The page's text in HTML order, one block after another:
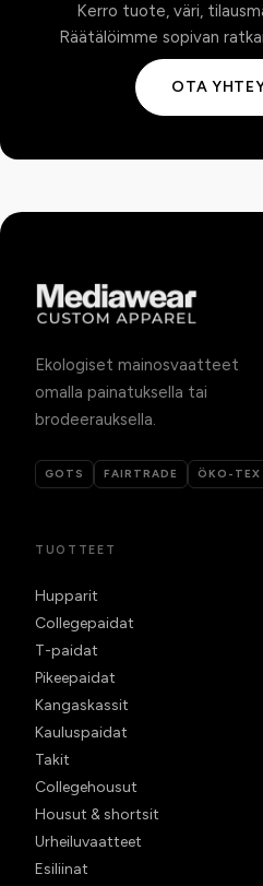
Kerro tuote, väri,
Räätälöimme sopivan
OTA
Ekologiset mainosvaatteet
omalla painatuksella tai
brodeerauksella.
GOTS FAIRTRADE ÖKO-TEX
TUOTTEET
Hupparit
Collegepaidat
T-paidat
Pikeepaidat
Kangaskassit
Kauluspaidat
Takit
Collegehousut
Housut & shortsit
Urheiluvaatteet
Esiliinat